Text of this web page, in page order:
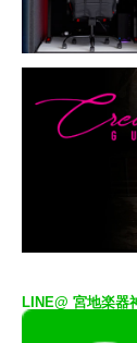
LINE@ 宮地楽器